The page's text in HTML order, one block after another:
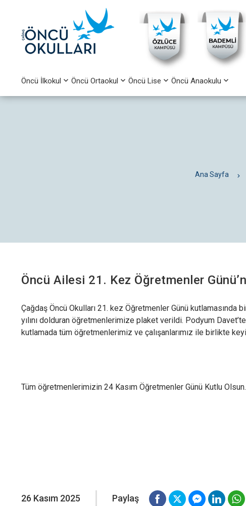
Öncü İlkokul Öncü Ortaokul Öncü Lise Öncü Anaokulu
Ana Sayfa
Öncü Ailesi 21. Kez Öğretmenler
Çağdaş Öncü Okulları 21. kez Öğretmenler Günü
yılını dolduran öğretmenlerimize plaket verildi. Podyum
kutlamada tüm öğretmenlerimiz ve çalışanlarımız ile birlikte
Tüm öğretmenlerimizin 24 Kasım Öğretmenler Günü Kutlu
26 Kasım 2025 Paylaş